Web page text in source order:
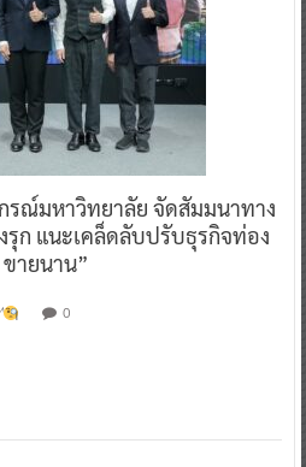
ณ์มหาวิทยาลัย จัดสัมมนาทาง
รุก แนะเคล็ดลับปรับธุรกิจท่อง
ายนาน”
0